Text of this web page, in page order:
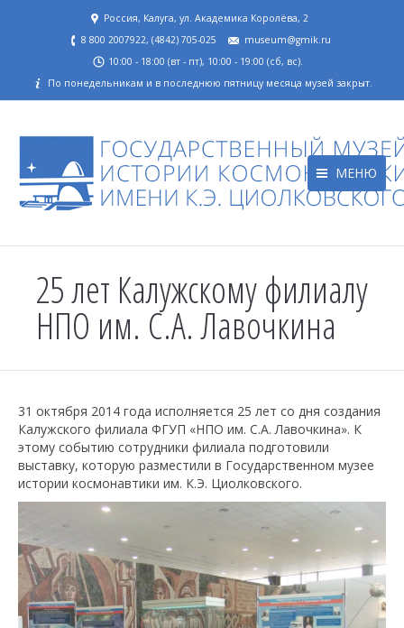
Россия, Калуга, ул. Академика Королёва, 2
8 800 2007922, (4842) 705-025
museum@gmik.ru
10:00 - 18:00 (вт - пт), 10:00 - 19:00 (сб, вс).
По понедельникам и в последнюю пятницу месяца музей закрыт.
МЕНЮ
25 лет Калужскому филиалу
НПО им. С.А. Лавочкина
31 октября 2014 года исполняется 25 лет со дня создания
Калужского филиала ФГУП «НПО им. С.А. Лавочкина». К
этому событию сотрудники филиала подготовили
выставку, которую разместили в Государственном музее
истории космонавтики им. К.Э. Циолковского.